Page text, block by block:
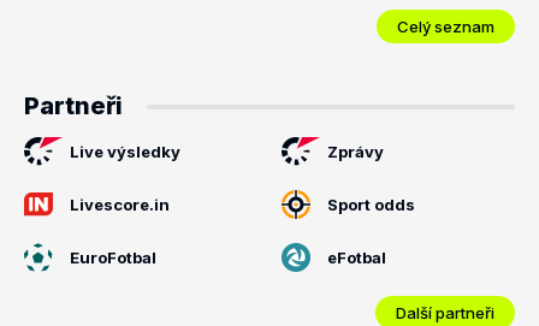
Celý seznam
Partneři
Live výsledky Zprávy
Livescore.in Sport odds
EuroFotbal eFotbal
Další partneři